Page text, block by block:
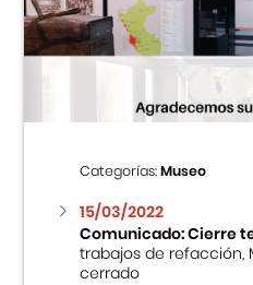
Categorías:Museo
15/03/2022
Comunicado: Cierre
trabajos de refacción,
cerrado